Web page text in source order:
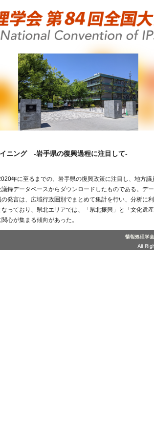
ニング -岩手県の復興過程に注目して-
年に至るまでの、岩手県の復興政策に注目し、地方
議録データベースからダウンロードしたものである。
発言は、広域行政圏別でまとめて集計を行い、分析に
っており、県北エリアでは、「県北振興」と「文化遺
心が集まる傾向があった。